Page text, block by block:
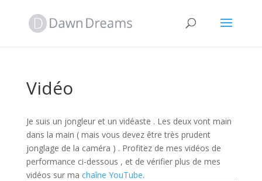
Vidéo
Je suis un jongleur et un vidéaste . Les deux vont main
dans la main ( mais vous devez être très prudent
jonglage de la caméra ) . Profitez de mes vidéos de
performance ci-dessous , et de vérifier plus de mes
vidéos sur ma chaîne YouTube.